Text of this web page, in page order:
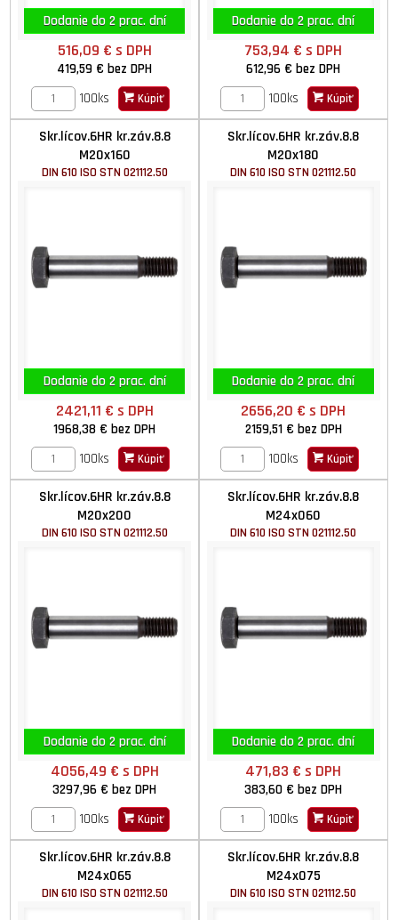
Dodanie do 2 prac. dní
516,09 € s DPH
419,59 €bez DPH
100ks
Kúpiť
Dodanie do 2 prac. dní
753,94 €s DPH
612,96 €bez DPH
100ks
Kúpiť
Skr.lícov.6HR kr.záv.8.8
M20x160
DIN 610 ISO STN 021112.50
Dodanie do 2 prac. dní
2421,11 € s DPH
1968,38 €bez DPH
100ks
Kúpiť
Skr.lícov.6HR kr.záv.8.8
M20x180
DIN 610 ISO STN 021112.50
Dodanie do 2 prac. dní
2656,20 €s DPH
2159,51 € bez DPH
100ks
Kúpiť
Skr.lícov.6HR kr.záv.8.8
M20x200
DIN 610 ISO STN 021112.50
Dodanie do 2 prac. dní
4056,49 € s DPH
3297,96 €bez DPH
100ks
Kúpiť
Skr.lícov.6HR kr.záv.8.8
M24x060
DIN 610 ISO STN 021112.50
Dodanie do 2 prac. dní
471,83 €s DPH
383,60 €bez DPH
100ks
Kúpiť
Skr.lícov.6HR kr.záv.8.8
M24x065
DIN 610 ISO STN 021112.50
Skr.lícov.6HR kr.záv.8.8
M24x075
DIN 610 ISO STN 021112.50